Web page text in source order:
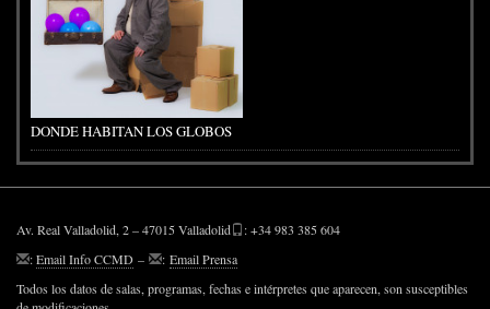
DONDE HABITAN LOS GLOBOS
Av. Real Valladolid, 2 – 47015 Valladolid
: +34 983 385 604
:Email Info CCMD – : Email Prensa
Todos los datos de salas, programas, fechas e intérpretes que aparecen, son susceptibles